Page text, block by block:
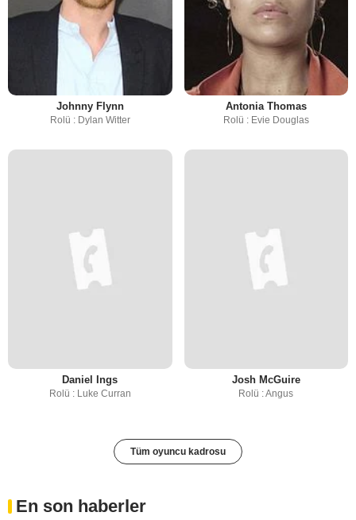
Johnny Flynn
Rolü : Dylan Witter
Antonia Thomas
Rolü : Evie Douglas
Daniel Ings
Rolü : Luke Curran
Josh McGuire
Rolü : Angus
Tüm oyuncu kadrosu
En son haberler